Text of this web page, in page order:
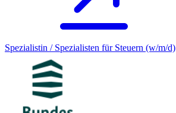
Spezialistin / Spezialisten für Steuern (w/m/d)